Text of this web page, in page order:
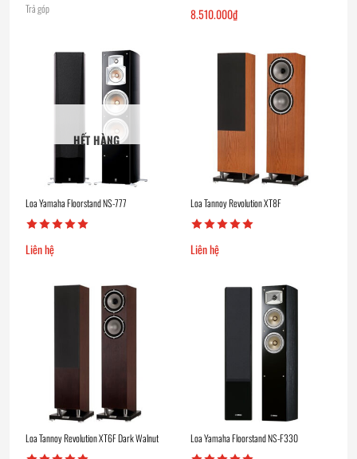
Trả góp 8.510.000₫
HẾT HÀNG
Loa Yamaha Floorstand NS-777
Liên hệ
Loa Tannoy Revolution XT8F
Liên hệ
Loa Tannoy Revolution XT6F Dark Walnut Loa Yamaha Floorstand NS-F330